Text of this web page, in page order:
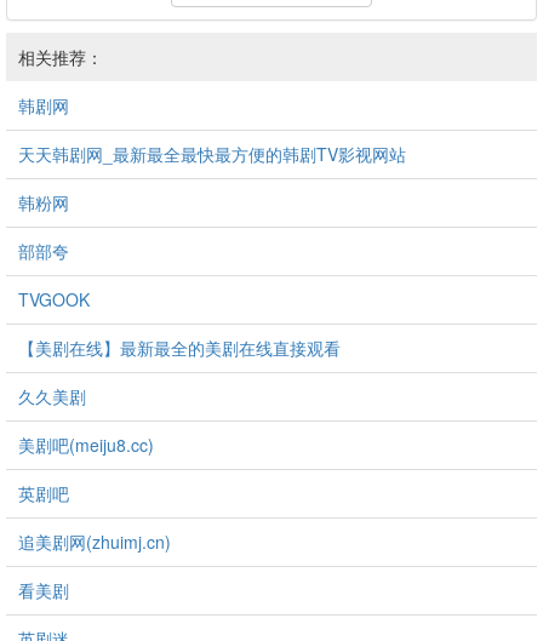
相关推荐：
韩剧网
天天韩剧网_最新最全最快最方便的韩剧TV影视网站
韩粉网
部部夸
TVGOOK
【美剧在线】最新最全的美剧在线直接观看
久久美剧
美剧吧(meiju8.cc)
英剧吧
追美剧网(zhuimj.cn)
看美剧